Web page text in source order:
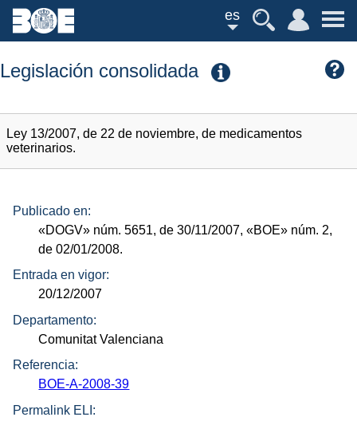
es
Legislación consolidada
Ley 13/2007, de 22 de noviembre, de medicamentos
veterinarios.
Publicado en:
«DOGV» núm. 5651, de 30/11/2007,«BOE» núm. 2,
de 02/01/2008.
Entrada en vigor:
20/12/2007
Departamento:
Comunitat Valenciana
Referencia:
BOE-A-2008-39
Permalink ELI: